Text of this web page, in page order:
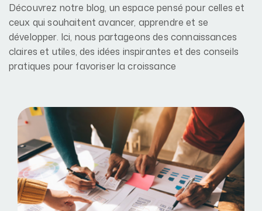
Découvrez notre blog, un espace pensé pour celles et
ceux qui souhaitent avancer, apprendre et se
développer. Ici, nous partageons des connaissances
claires et utiles, des idées inspirantes et des conseils
pratiques pour favoriser la croissance